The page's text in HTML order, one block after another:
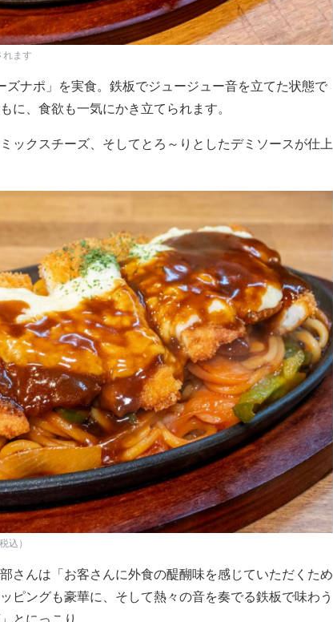
れます
ズナポ」を実食。鉄板でジュージュー音を立てた状態で
に、食欲も一気にかき立てられます。
ックスチーズ、そしてとろ～りとしたデミソースが仕上
込）
さんは「お客さんに外食の醍醐味を感じていただくため
ピングも豪華に、そして熱々の音を奏でる鉄板で味わう